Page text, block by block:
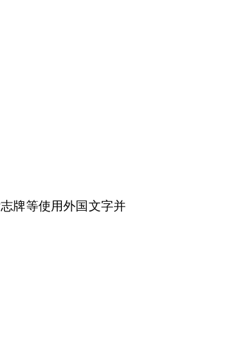
牌等使用外国文字并